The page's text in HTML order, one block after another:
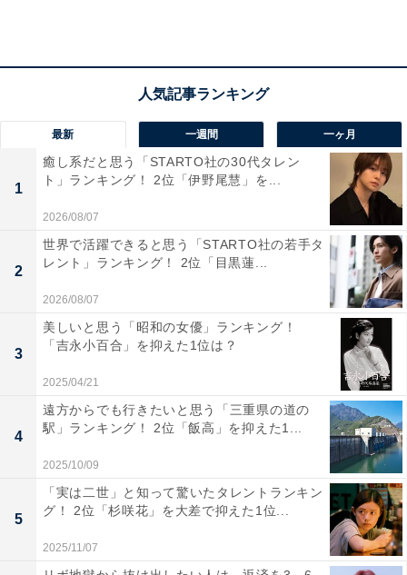
誰にも言えない秘密を抱える、高畑さん演じる週刊誌記
者の闇原こころと、田中さん演じる交番勤務の警察官・
朝田虎松が凄惨な連続殺人事件に巻き込まれていくスト
ーリーとなっています。
制作を手掛けるのは『おっさんずラブ』（テレビ朝日
系）のチームということで、闇原の父親役には吉田鋼太
郎さんがキャスティングされ、同作で恋人役を演じてい
た田中さんと吉田さんの掛け合いにも注目が集まってい
ます。
回答理由では、「どんな役柄もこなしているイメージが
ある」（東京都・20代女性）、「こんなに出演してい
て、違う人間に見える」（岡山県・50代女性）、「田中
圭さんは可愛い役から男らしい演技まで無難で好きで
す。年齢的に色気も出てきて素敵です。今やっているド
ラマも楽しく拝見しています」（埼玉県・30代女性）と
いった意見が聞かれました。
最新 一週間 一ヶ月
1
癒し系だと思う「STARTO社の30代タレン
ト」ランキング！ 2位「伊野尾慧」を...
2026/08/07
2
世界で活躍できると思う「STARTO社の若手タ
レント」ランキング！ 2位「目黒蓮...
2026/08/07
3
美しいと思う「昭和の女優」ランキング！
「吉永小百合」を抑えた1位は？
2025/04/21
4
遠方からでも行きたいと思う「三重県の道の
駅」ランキング！ 2位「飯高」を抑えた1...
2025/10/09
5
「実は二世」と知って驚いたタレントランキン
グ！ 2位「杉咲花」を大差で抑えた1位...
2025/11/07